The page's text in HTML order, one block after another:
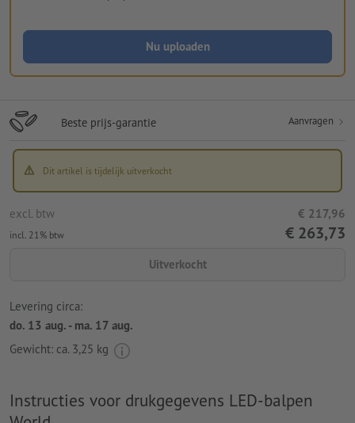
Nu uploaden
Beste prijs-garantie Aanvragen
Dit artikel is tijdelijk uitverkocht
excl. btw € 217,96
incl. 21% btw € 263,73
Uitverkocht
Levering circa:
do. 13 aug. - ma. 17 aug.
Gewicht: ca. 3,25 kg
Instructies voor drukgegevens LED-balpen